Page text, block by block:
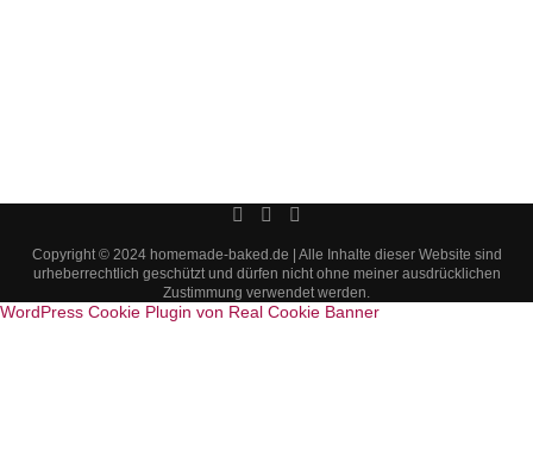
Copyright © 2024 homemade-baked.de | Alle Inhalte dieser Website sind
urheberrechtlich geschützt und dürfen nicht ohne meiner ausdrücklichen
Zustimmung verwendet werden.
WordPress Cookie Plugin von Real Cookie Banner